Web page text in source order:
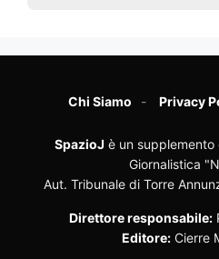
Chi Siamo Privacy
SpazioJ è un supplemento
Giornalistica
Aut. Tribunale di Torre
Direttore responsabile:
Editore: Cierre